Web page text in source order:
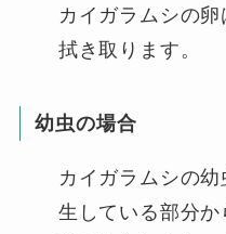
カイガラムシの
拭き取ります。
幼虫の場合
カイガラムシの
生している部分